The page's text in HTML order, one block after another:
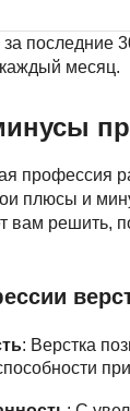
последние
каждый месяц.
профессия
плюсы и
вам решить,
: Верстка